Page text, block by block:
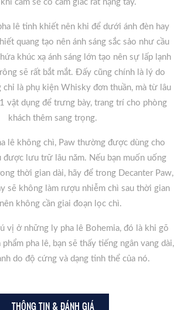
khi cầm sẽ có cảm giác rất nặng tay.
lê tinh khiết nên khi để dưới ánh đèn hay
quang tạo nên ánh sáng sắc sảo như cầu
khúc xạ ánh sáng lớn tạo nên sự lấp lạnh
sẽ rất bắt mắt. Đấy cũng chính là lý do
chỉ là phụ kiện Whisky đơn thuần, mà từ lâu
vật dụng để trưng bày, trang trí cho phòng
khách thêm sang trọng.
lê không chì, Paw thường được dùng cho
lưu trữ lâu năm. Nếu bạn muốn uống
thời gian dài, hãy để trong Decanter Paw,
sẽ không làm rượu nhiễm chì sau thời gian
không cần giai đoạn lọc chì.
vị ở những ly pha lê Bohemia, đó là khi gõ
phẩm pha lê, bạn sẽ thấy tiếng ngân vang dài,
do độ cứng và dạng tinh thể của nó.
THÔNG TIN & ĐÁNH GIÁ